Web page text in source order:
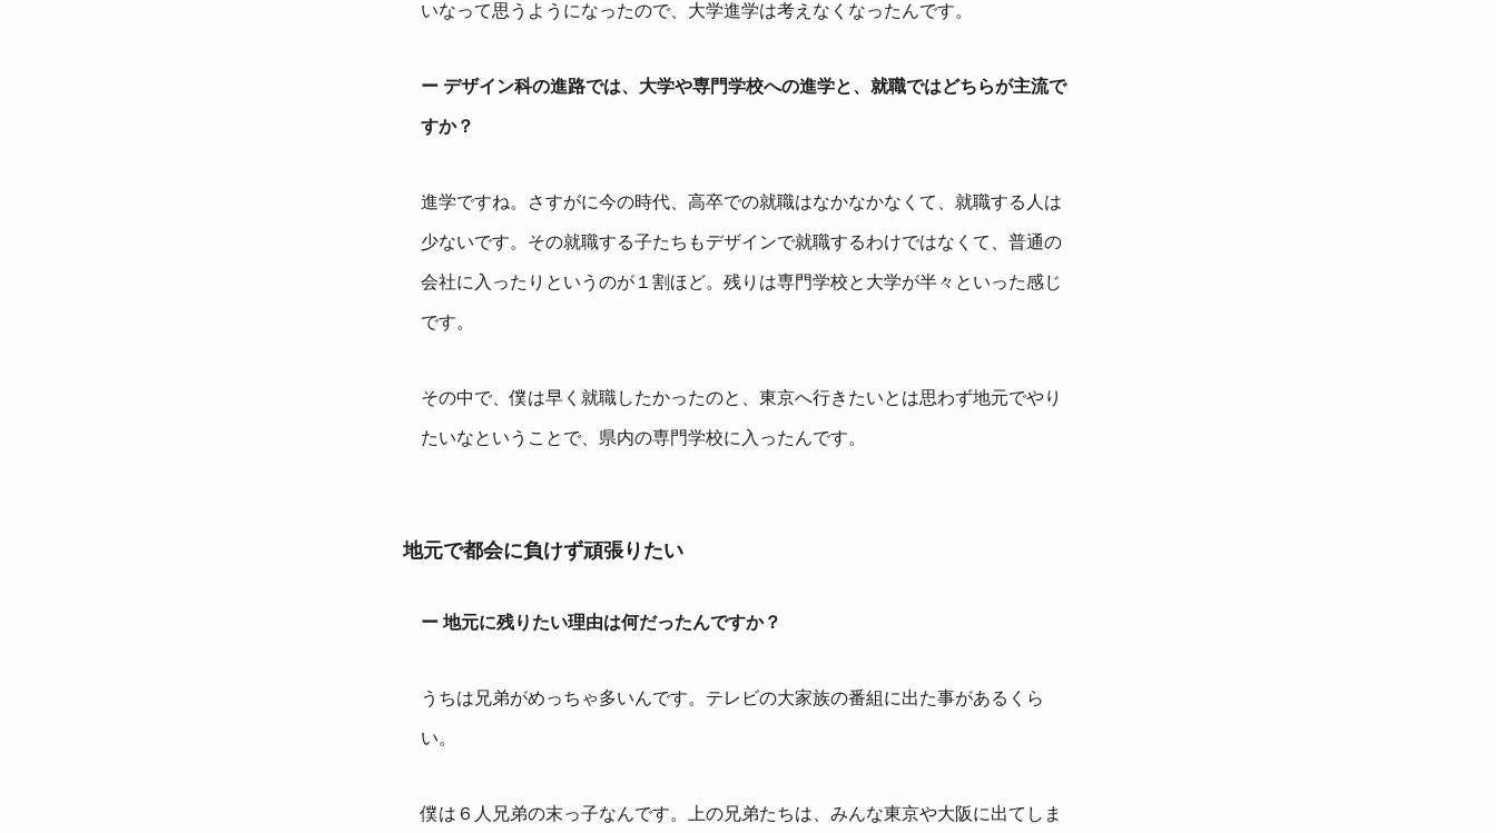
いなって思うようになったので、大学進学は考えなくなったんです。
ー デザイン科の進路では、大学や専門学校への進学と、就職ではどちらが主流で
すか？
進学ですね。さすがに今の時代、高卒での就職はなかなかなくて、就職する人は
少ないです。その就職する子たちもデザインで就職するわけではなくて、普通の
会社に入ったりというのが１割ほど。残りは専門学校と大学が半々といった感じ
です。
その中で、僕は早く就職したかったのと、東京へ行きたいとは思わず地元でやり
たいなということで、県内の専門学校に入ったんです。
地元で都会に負けず頑張りたい
ー 地元に残りたい理由は何だったんですか？
うちは兄弟がめっちゃ多いんです。テレビの大家族の番組に出た事があるくら
い。
僕は６人兄弟の末っ子なんです。上の兄弟たちは、みんな東京や大阪に出てしま